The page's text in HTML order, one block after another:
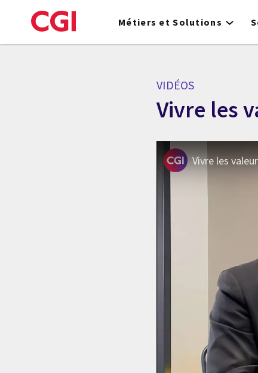
to
Métiers et Solutions
VIDÉOS
Vivre les
Vivre les